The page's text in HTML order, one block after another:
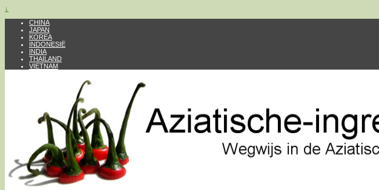
↓
CHINA
JAPAN
KOREA
INDONESIË
INDIA
THAILAND
VIETNAM